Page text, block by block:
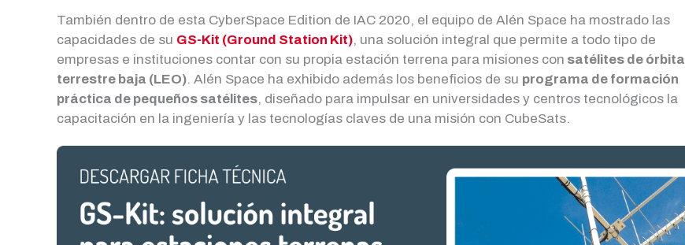
También dentro de esta CyberSpace Edition de IAC 2020, el equipo de Alén Space ha mostrado las
capacidades de su GS-Kit (Ground Station Kit), una solución integral que permite a todo tipo de
empresas e instituciones contar con su propia estación terrena para misiones con satélites de órbita
terrestre baja (LEO). Alén Space ha exhibido además los beneficios de su programa de formación
práctica de pequeños satélites, diseñado para impulsar en universidades y centros tecnológicos la
capacitación en la ingeniería y las tecnologías claves de una misión con CubeSats.